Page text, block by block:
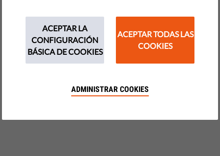
diciembre 27, 2019
ACEPTAR LA
CONFIGURACIÓN
BÁSICA DE COOKIES
ACEPTAR TODAS LAS
COOKIES
ADMINISTRAR COOKIES